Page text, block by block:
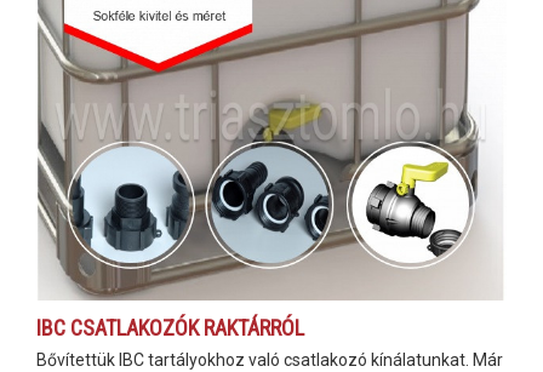
IBC CSATLAKOZÓK RAKTÁRRÓL
Bővítettük IBC tartályokhoz való csatlakozó kínálatunkat. Már